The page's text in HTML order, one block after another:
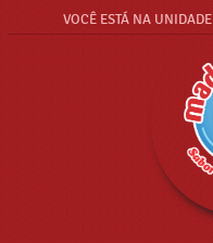
VOCÊ ESTÁ NA UNIDADE